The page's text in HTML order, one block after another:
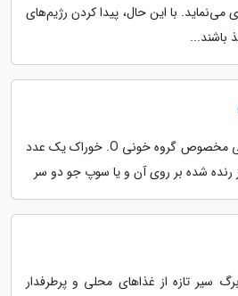
با این حال، پیدا کردن رژیم‌های
باشند...
یک نمونه خوب برنامه غذایی مخصوص گروه خونی O. خوراک یک عدد
رنده شده بر روی آن و یا سوپ جو دو سر
سیر تازه از غذاهای محلی و پرطرفدار